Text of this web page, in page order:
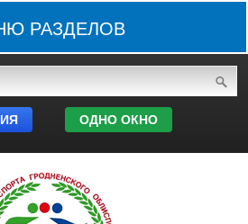
РАЗДЕЛОВ
ОДНО ОКНО